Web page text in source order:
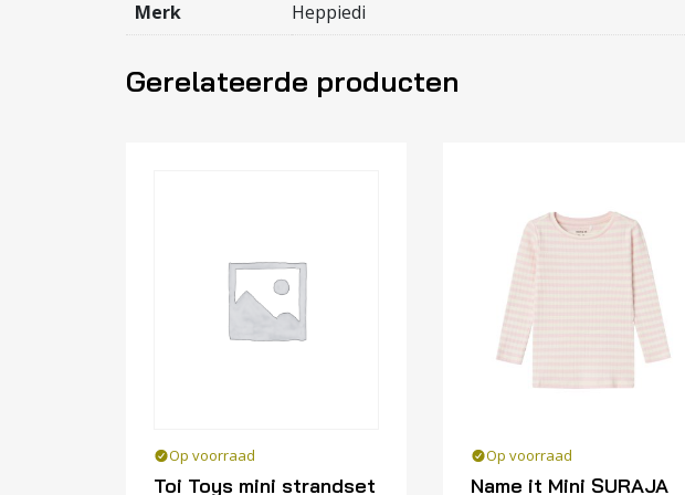
Merk Heppiedi
Gerelateerde producten
Op voorraad
Toi Toys mini strandset
Op voorraad
Name it Mini SURAJA